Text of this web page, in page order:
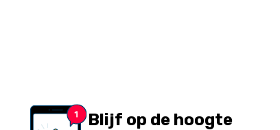
Blijf op de hoogte